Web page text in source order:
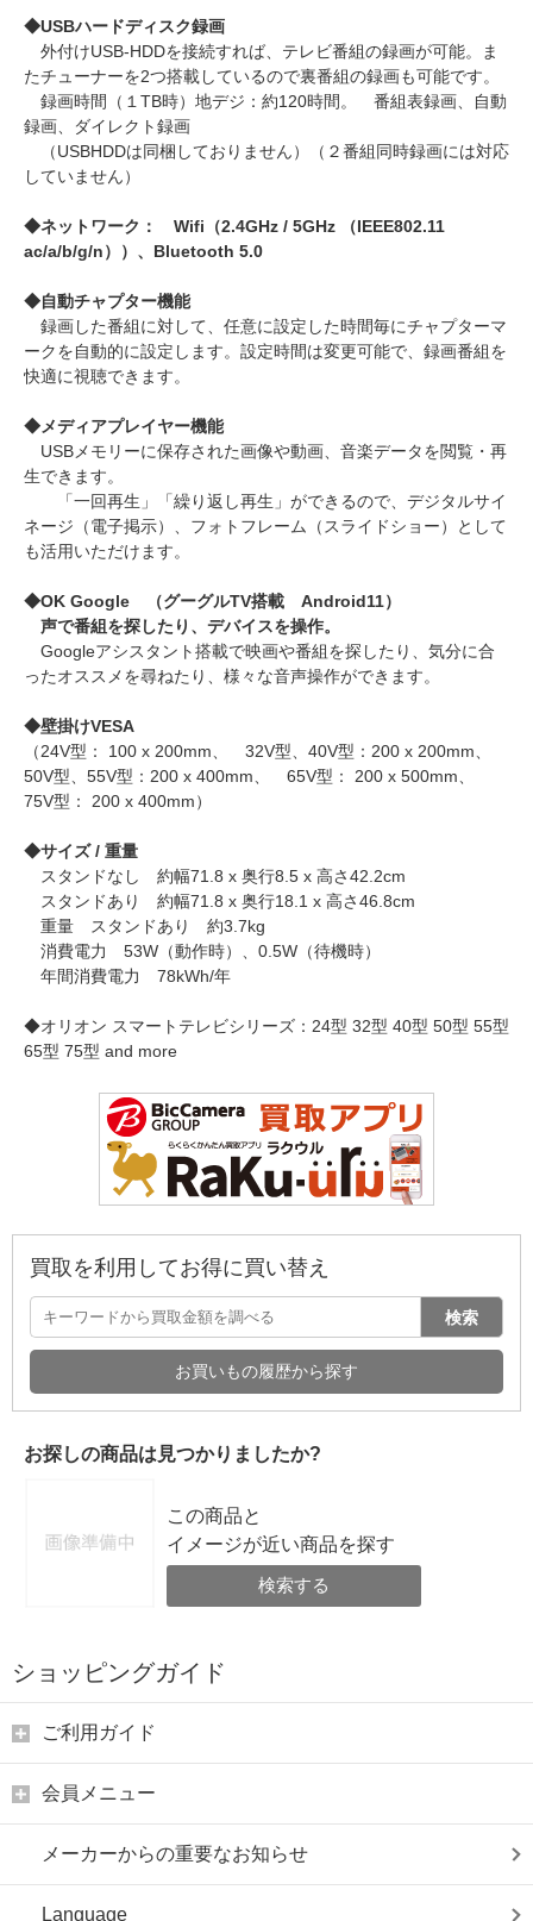
◆USBハードディスク録画
外付けUSB-HDDを接続すれば、テレビ番組の録画が可能。ま
たチューナーを2つ搭載しているので裏番組の録画も可能です。
録画時間（１TB時）地デジ：約120時間。 番組表録画、自動
録画、ダイレクト録画
（USBHDDは同梱しておりません）（２番組同時録画には対応
していません）
◆ネットワーク： Wifi（2.4GHz / 5GHz （IEEE802.11
ac/a/b/g/n））、Bluetooth 5.0
◆自動チャプター機能
録画した番組に対して、任意に設定した時間毎にチャプターマ
ークを自動的に設定します。設定時間は変更可能で、録画番組を
快適に視聴できます。
◆メディアプレイヤー機能
USBメモリーに保存された画像や動画、音楽データを閲覧・再
生できます。
「一回再生」「繰り返し再生」ができるので、デジタルサイ
ネージ（電子掲示）、フォトフレーム（スライドショー）として
も活用いただけます。
◆OK Google （グーグルTV搭載 Android11）
声で番組を探したり、デバイスを操作。
Googleアシスタント搭載で映画や番組を探したり、気分に合
ったオススメを尋ねたり、様々な音声操作ができます。
◆壁掛けVESA
（24V型： 100 x 200mm、 32V型、40V型：200 x 200mm、
50V型、55V型：200 x 400mm、 65V型： 200 x 500mm、
75V型： 200 x 400mm）
◆サイズ / 重量
スタンドなし 約幅71.8 x 奥行8.5 x 高さ42.2cm
スタンドあり 約幅71.8 x 奥行18.1 x 高さ46.8cm
重量 スタンドあり 約3.7kg
消費電力 53W（動作時）、0.5W（待機時）
年間消費電力 78kWh/年
◆オリオン スマートテレビシリーズ：24型 32型 40型 50型 55型
65型 75型 and more
買取を利用してお得に買い替え
検索
お買いもの履歴から探す
お探しの商品は見つかりましたか?
この商品と
イメージが近い商品を探す
検索する
ショッピングガイド
ご利用ガイド
会員メニュー
メーカーからの重要なお知らせ
Language